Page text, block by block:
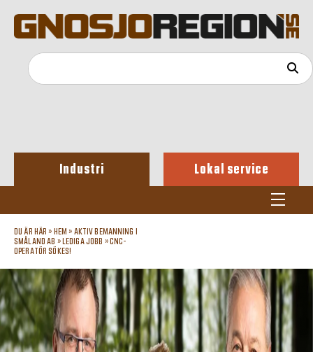
Industri Lokal service
DU ÄR HÄR » HEM » AKTIV BEMANNING I
SMÅLAND AB » LEDIGA JOBB »CNC-
OPERATÖR SÖKES!